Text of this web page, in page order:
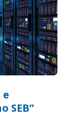
e
SEB”